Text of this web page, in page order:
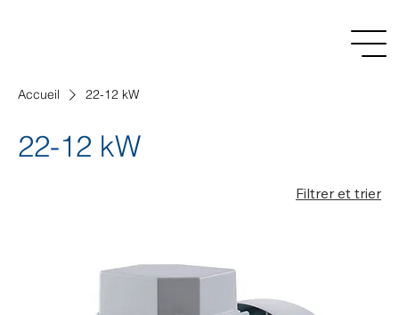
Accueil 22-12 kW
22-12 kW
Filtrer et trier